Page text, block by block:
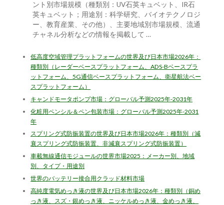
ント別市場規模（種類別：UV石英キュベット、IR石
英キュベット；用途別：科学研究、バイオテクノロジ
ー、教育産業、その他）、主要地域別市場規模、流通
チャネル分析などの情報を掲載して …
低高度空域管理プラットフォームの世界及び日本市場2026年：
種類別（レーダーベースプラットフォーム、ADS-Bベースプラ
ットフォーム、5G通信ベースプラットフォーム、衛星航法ベー
スプラットフォーム）
キャンドモータポンプ市場：グローバル予測2025年-2031年
化粧用ペンシル＆ペン包装市場：グローバル予測2025年-2031
年
スプリング式防振装置の世界及び日本市場2026年：種類別（減
衰スプリング式防振装置、非減衰スプリング式防振装置）
車載無線通信モジュールの世界市場2025：メーカー別、地域
別、タイプ・用途別
世界のバッテリー接合用クラッド材料市場
高純度電気めっき液の世界及び日本市場2026年：種類別（銅め
っき液、スズ・銀めっき液、ニッケルめっき液、金めっき液、